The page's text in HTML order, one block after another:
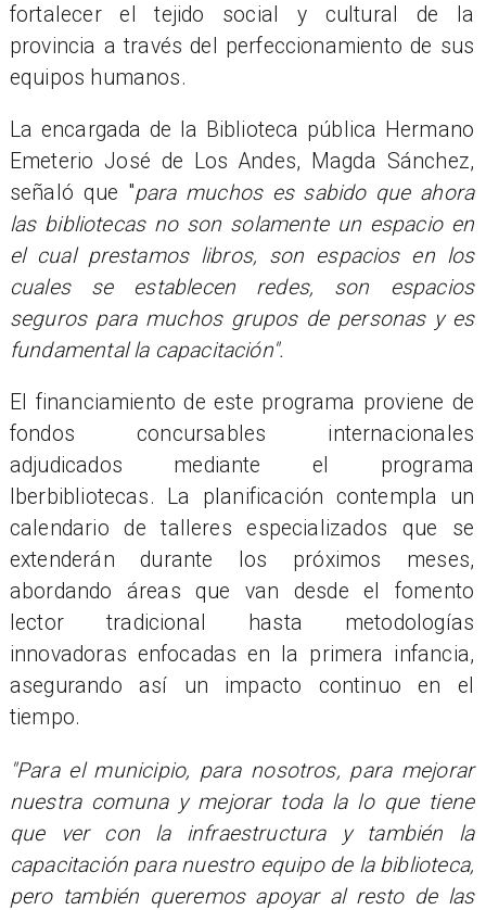
fortalecer el tejido social y cultural de la
provincia a través del perfeccionamiento de sus
equipos humanos.
La encargada de la Biblioteca pública Hermano
Emeterio José de Los Andes, Magda Sánchez,
señaló que "para muchos es sabido que ahora
las bibliotecas no son solamente un espacio en
el cual prestamos libros, son espacios en los
cuales se establecen redes, son espacios
seguros para muchos grupos de personas y es
fundamental la capacitación".
El financiamiento de este programa proviene de
fondos concursables internacionales
adjudicados mediante el programa
Iberbibliotecas. La planificación contempla un
calendario de talleres especializados que se
extenderán durante los próximos meses,
abordando áreas que van desde el fomento
lector tradicional hasta metodologías
innovadoras enfocadas en la primera infancia,
asegurando así un impacto continuo en el
tiempo.
"Para el municipio, para nosotros, para mejorar
nuestra comuna y mejorar toda la lo que tiene
que ver con la infraestructura y también la
capacitación para nuestro equipo de la biblioteca,
pero también queremos apoyar al resto de las